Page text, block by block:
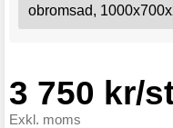
3 750 kr/
Exkl. moms